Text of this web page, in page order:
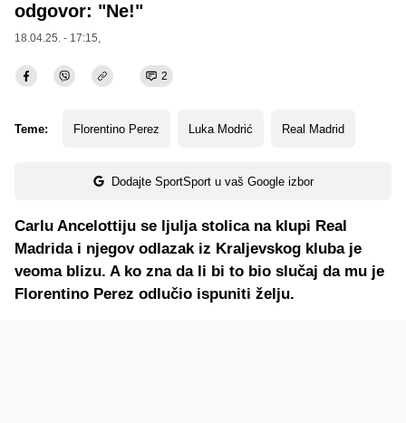
odgovor: "Ne!"
18.04.25. - 17:15,
2
Teme: Florentino Perez Luka Modrić Real Madrid
Dodajte SportSport u vaš Google izbor
Carlu Ancelottiju se ljulja stolica na klupi Real
Madrida i njegov odlazak iz Kraljevskog kluba je
veoma blizu. A ko zna da li bi to bio slučaj da mu je
Florentino Perez odlučio ispuniti želju.